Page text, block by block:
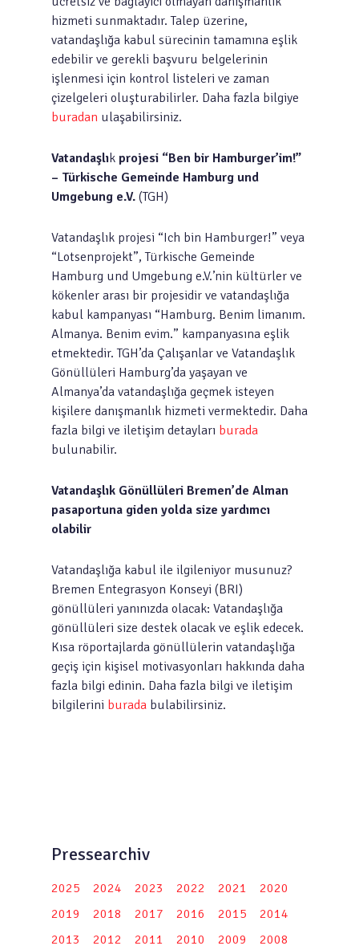
hizmeti sunmaktadır. Talep üzerine,
vatandaşlığa kabul sürecinin tamamına eşlik
edebilir ve gerekli başvuru belgelerinin
işlenmesi için kontrol listeleri ve zaman
çizelgeleri oluşturabilirler. Daha fazla bilgiye
buradan ulaşabilirsiniz.
Vatandaşlık projesi “Ben bir Hamburger’im!”
– Türkische Gemeinde Hamburg und
Umgebung e.V. (TGH)
Vatandaşlık projesi “Ich bin Hamburger!” veya
“Lotsenprojekt”, Türkische Gemeinde
Hamburg und Umgebung e.V.’nin kültürler ve
kökenler arası bir projesidir ve vatandaşlığa
kabul kampanyası “Hamburg. Benim limanım.
Almanya. Benim evim.” kampanyasına eşlik
etmektedir. TGH’da Çalışanlar ve Vatandaşlık
Gönüllüleri Hamburg’da yaşayan ve
Almanya’da vatandaşlığa geçmek isteyen
kişilere danışmanlık hizmeti vermektedir. Daha
fazla bilgi ve iletişim detayları burada
bulunabilir.
Vatandaşlık Gönüllüleri Bremen’de Alman
pasaportuna giden yolda size yardımcı
olabilir
Vatandaşlığa kabul ile ilgileniyor musunuz?
Bremen Entegrasyon Konseyi (BRI)
gönüllüleri yanınızda olacak: Vatandaşlığa
gönüllüleri size destek olacak ve eşlik edecek.
Kısa röportajlarda gönüllülerin vatandaşlığa
geçiş için kişisel motivasyonları hakkında daha
fazla bilgi edinin. Daha fazla bilgi ve iletişim
bilgilerini burada bulabilirsiniz.
Pressearchiv
2025 2024 2023 2022 2021
2020
2019
2018 2017 2016 2015
2014
2013
2012 2011 2010 2009
2008